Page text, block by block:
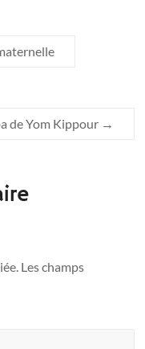
de Yom Kippour →
Les champs